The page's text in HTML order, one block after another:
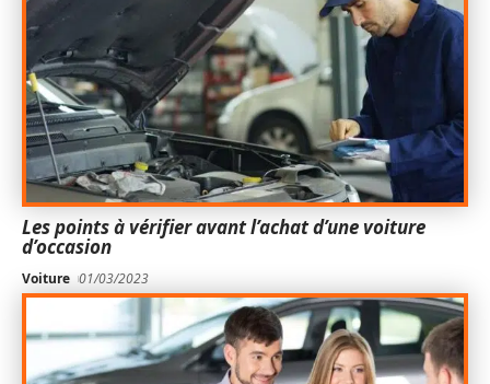
Les points à vérifier avant l’achat d’une voiture
d’occasion
Voiture 01/03/2023